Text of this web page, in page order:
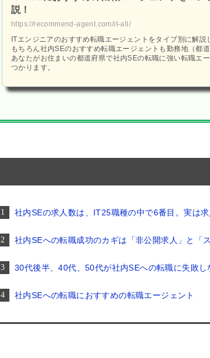
説！
https://recommend-agent.com/it-all/
ITエンジニアのおすすめ転職エージェントをタイプ別に解説
もちろん社内SEのおすすめ転職エージェントも勤務地（都
あなたがお住まいの都道府県で社内SEの転職に強い転職エ
つかります。
社内SEの求人数は、IT25職種の中で6番目。実は求
社内SEへの転職成功のカギは「非公開求人」と「ス
30代後半、40代、50代が社内SEへの転職に失敗し
社内SEへの転職におすすめの転職エージェント